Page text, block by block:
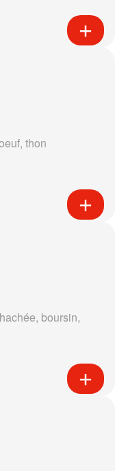
thon
boursin,